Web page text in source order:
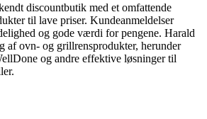
discountbutik med et omfattende
til lave priser. Kundeanmeldelser
og gode værdi for pengene. Harald
af ovn- og grillrensprodukter, herunder
og andre effektive løsninger til